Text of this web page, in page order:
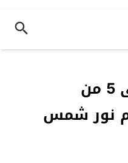
كتائب القسام تنعى 5 من
نور شمس